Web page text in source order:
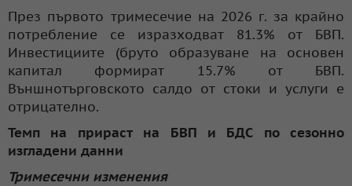
През първото тримесечие на 2026 г. за крайно
потребление се изразходват 81.3% от БВП.
Инвестициите (бруто образуване на основен
капитал формират 15.7% от БВП.
Външнотърговското салдо от стоки и услуги е
отрицателно.
Темп на прираст на БВП и БДС по сезонно
изгладени данни
Тримесечни изменения